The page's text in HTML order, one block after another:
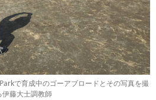
で育成中のゴーアブロードとその写真を撮
伊藤大士調教師